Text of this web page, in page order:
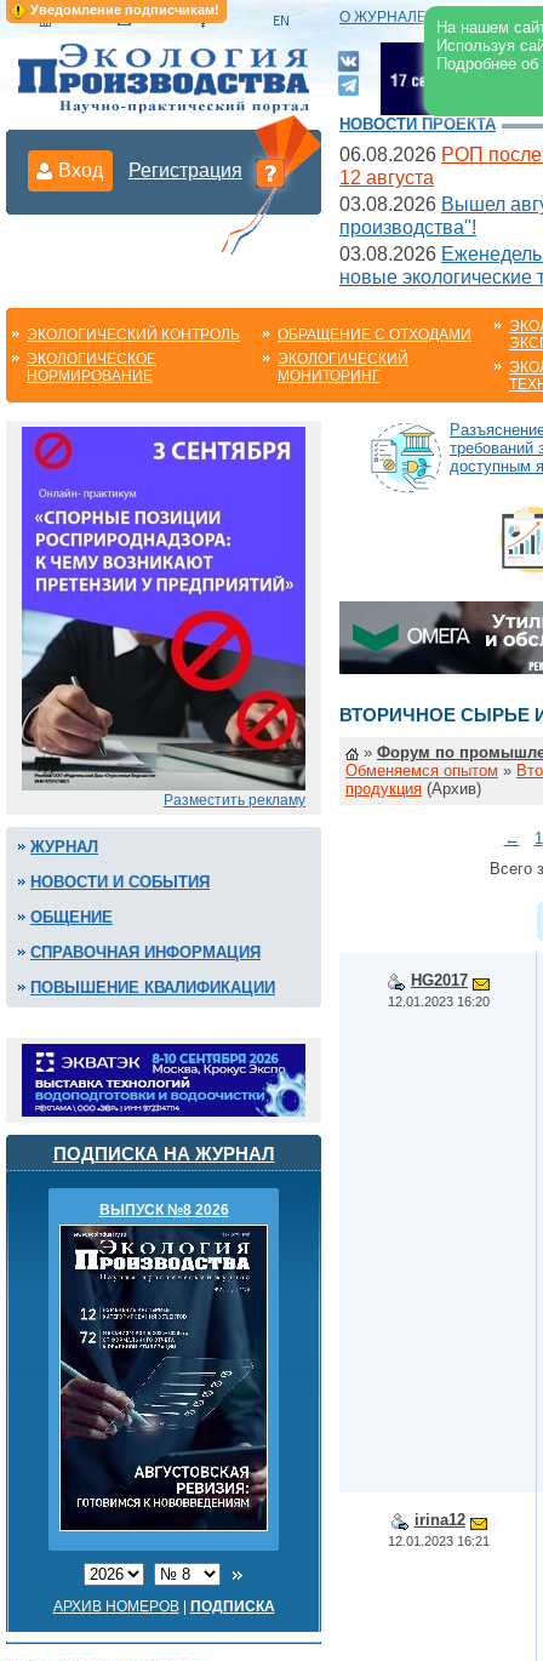
Уведомление подписчикам!
На нашем
Используя
Подробнее
О ЖУРНАЛЕ |
Вход Регистрация
НОВОСТИ ПРОЕКТА
06.08.2026 РОП после
12 августа
03.08.2026 Вышел
производства"!
03.08.2026
новые экологические
ЭКОЛОГИЧЕСКИЙ КОНТРОЛЬ
ЭКОЛОГИЧЕСКОЕ
НОРМИРОВАНИЕ
ОБРАЩЕНИЕ С ОТХОДАМИ
ЭКОЛОГИЧЕСКИЙ
МОНИТОРИНГ
Разместить рекламу
ЖУРНАЛ
НОВОСТИ И СОБЫТИЯ
ОБЩЕНИЕ
СПРАВОЧНАЯ ИНФОРМАЦИЯ
ПОВЫШЕНИЕ КВАЛИФИКАЦИИ
ПОДПИСКА НА ЖУРНАЛ
ВЫПУСК №8 2026
АРХИВ НОМЕРОВ| ПОДПИСКА
требований
доступным
ВТОРИЧНОЕ СЫРЬЕ
» Форум по
Обменяемся опытом »
продукция (Архив)
←
1
Всего
HG2017
12.01.2023 16:20
irina12
12.01.2023 16:21